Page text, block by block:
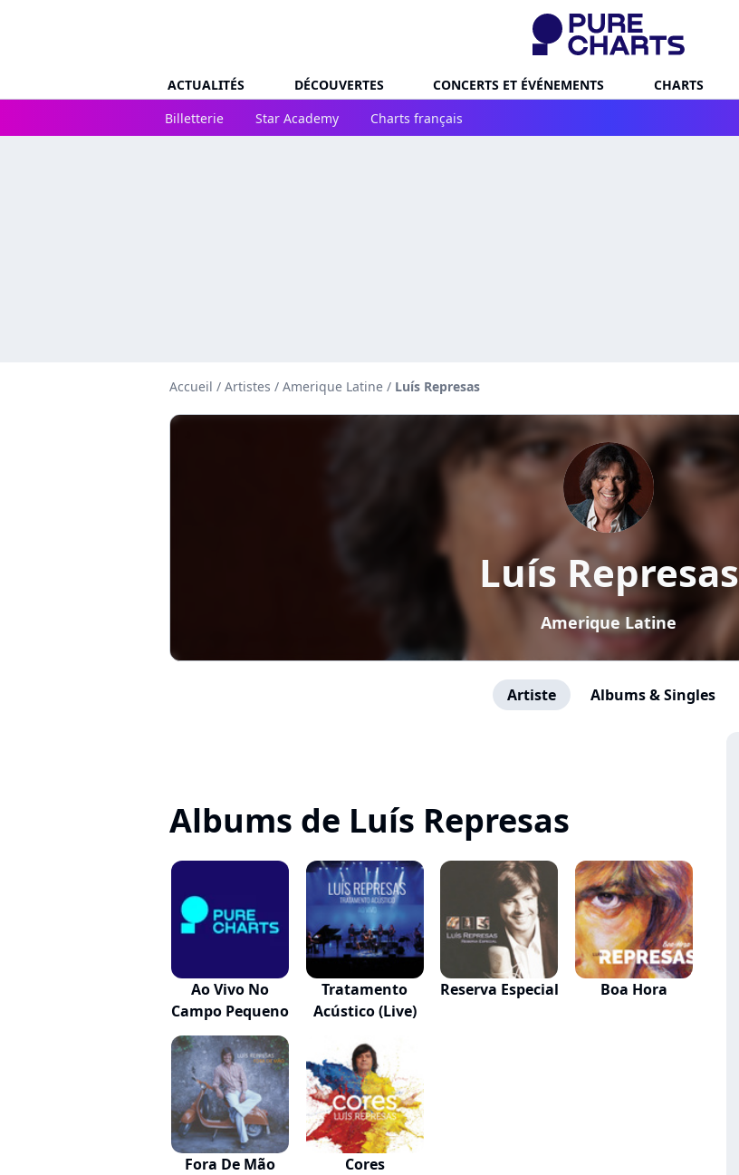
ACTUALITÉS DÉCOUVERTES CONCERTS ET ÉVÉNEMENTS CHARTS
Billetterie
Star Academy Charts français
Accueil / Artistes / Amerique Latine / Luís Represas
Luís Represas
Amerique Latine
Artiste Albums & Singles
Albums de Luís Represas
Ao Vivo No
Campo Pequeno
Tratamento
Acústico (Live)
Reserva Especial Boa Hora
Fora De Mão Cores